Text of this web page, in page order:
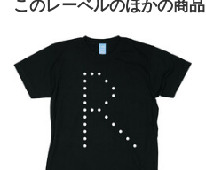
このレーベルのほかの商品